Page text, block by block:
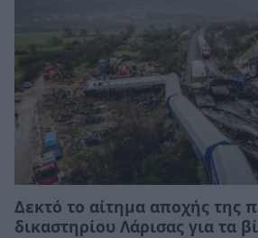
Δεκτό το αίτημα αποχής της
δικαστηρίου Λάρισας για τα